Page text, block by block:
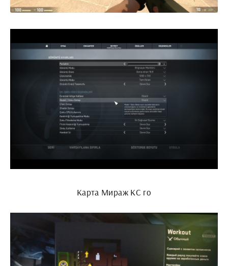
Карта Мираж КС го